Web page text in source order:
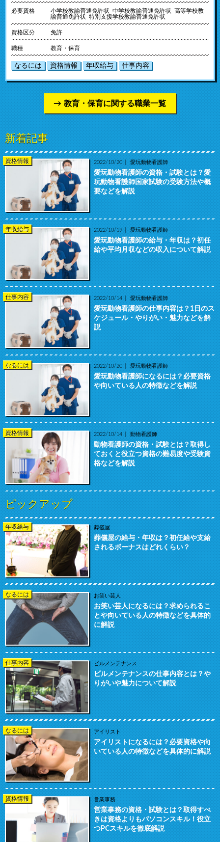
必要資格
小学校教諭普通免許状 中学校教諭普通免許状 高等学校教
諭普通免許状 特別支援学校教諭普通免許状
資格区分 免許
職種 教育・保育
なるには 資格情報 年収給与 仕事内容
教育・保育に関する職業一覧
新着記事
資格情報 2022/10/20 愛玩動物看護師
愛玩動物看護師の資格・試験とは？愛
玩動物看護師国家試験の受験方法や概
要などを解説
年収給与 2022/10/19 愛玩動物看護師
愛玩動物看護師の給与・年収は？初任
給や平均月収などの収入について解説
仕事内容 2022/10/14 愛玩動物看護師
愛玩動物看護師の仕事内容は？1日のス
ケジュール・やりがい・魅力などを解
説
なるには 2022/10/20 愛玩動物看護師
愛玩動物看護師になるには？必要資格
や向いている人の特徴などを解説
資格情報 2022/10/14 動物看護師
動物看護師の資格・試験とは？取得し
ておくと役立つ資格の難易度や受験資
格などを解説
ピックアップ
年収給与 葬儀屋
葬儀屋の給与・年収は？初任給や支給
されるボーナスはどれくらい？
なるには お笑い芸人
お笑い芸人になるには？求められるこ
とや向いている人の特徴などを具体的
に解説
仕事内容 ビルメンテナンス
ビルメンテナンスの仕事内容とは？や
りがいや魅力について解説
なるには アイリスト
アイリストになるには？必要資格や向
いている人の特徴などを具体的に解説
資格情報 営業事務
営業事務の資格・試験とは？取得すべ
きは資格よりもパソコンスキル！役立
つPCスキルを徹底解説